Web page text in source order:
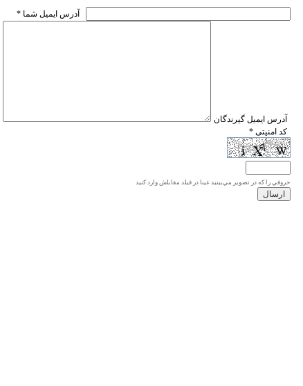
* آدرس ايميل شما
* آدرس ايميل گيرندگان
* کد امنیتی
حروفي را كه در تصوير مي‌بينيد عينا در فيلد مقابلش وارد كنيد